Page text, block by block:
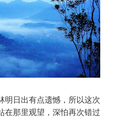
明日出有点遗憾，所以这次
在那里观望，深怕再次错过